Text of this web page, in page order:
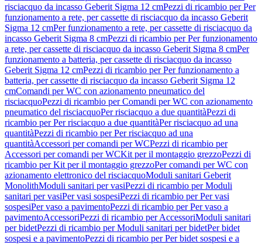
risciacquo da incasso Geberit Sigma 12 cmPezzi di ricambio per Per
funzionamento a rete, per cassette di risciacquo da incasso Geberit
Sigma 12 cmPer funzionamento a rete, per cassette di risciacquo da
incasso Geberit Sigma 8 cmPezzi di ricambio per Per funzionamento
a rete, per cassette di risciacquo da incasso Geberit Sigma 8 cmPer
funzionamento a batteria, per cassette di risciacquo da incasso
Geberit Sigma 12 cmPezzi di ricambio per Per funzionamento a
batteria, per cassette di risciacquo da incasso Geberit Sigma 12
cmComandi per WC con azionamento pneumatico del
risciacquoPezzi di ricambio per Comandi per WC con azionamento
pneumatico del risciacquoPer risciacquo a due quantitàPezzi di
ricambio per Per risciacquo a due quantitàPer risciacquo ad una
quantitàPezzi di ricambio per Per risciacquo ad una
quantitàAccessori per comandi per WCPezzi di ricambio per
Accessori per comandi per WCKit per il montaggio grezzoPezzi di
ricambio per Kit per il montaggio grezzoPer comandi per WC con
azionamento elettronico del risciacquoModuli sanitari Geberit
MonolithModuli sanitari per vasiPezzi di ricambio per Moduli
sanitari per vasiPer vasi sospesiPezzi di ricambio per Per vasi
sospesiPer vaso a pavimentoPezzi di ricambio per Per vaso a
pavimentoAccessoriPezzi di ricambio per AccessoriModuli sanitari
per bidetPezzi di ricambio per Moduli sanitari per bidetPer bidet
sospesi e a pavimentoPezzi di ricambio per Per bidet sospesi e a